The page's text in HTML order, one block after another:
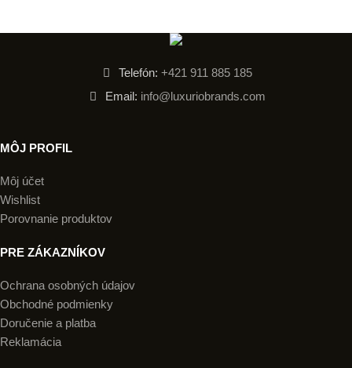
Telefón: +421 911 885 185
Email: info@luxuriobrands.com
MÔJ PROFIL
Môj účet
Wishlist
Porovnanie produktov
PRE ZÁKAZNÍKOV
Ochrana osobných údajov
Obchodné podmienky
Doručenie a platba
Reklamácia